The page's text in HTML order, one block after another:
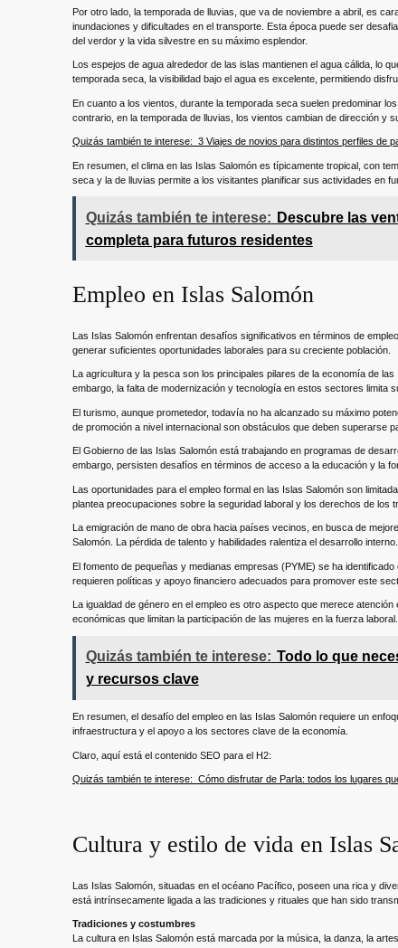
Por otro lado, la temporada de lluvias, que va de noviembre a abril, es
inundaciones y dificultades en el transporte. Esta época puede ser
del verdor y la vida silvestre en su máximo esplendor.
Los espejos de agua alrededor de las islas mantienen el agua cálida, lo
temporada seca, la visibilidad bajo el agua es excelente, permitiendo
En cuanto a los vientos, durante la temporada seca suelen predominar
contrario, en la temporada de lluvias, los vientos cambian de dirección y
Quizás también te interese: 3 Viajes de novios para distintos perfiles de
En resumen, el clima en las Islas Salomón es típicamente tropical, con
seca y la de lluvias permite a los visitantes planificar sus actividades en
Quizás también te interese: Descubre las
completa para futuros residentes
Empleo en Islas Salomón
Las Islas Salomón enfrentan desafíos significativos en términos de
generar suficientes oportunidades laborales para su creciente población.
La agricultura y la pesca son los principales pilares de la economía de
embargo, la falta de modernización y tecnología en estos sectores limita
El turismo, aunque prometedor, todavía no ha alcanzado su máximo
de promoción a nivel internacional son obstáculos que deben superarse
El Gobierno de las Islas Salomón está trabajando en programas de
embargo, persisten desafíos en términos de acceso a la educación y la
Las oportunidades para el empleo formal en las Islas Salomón son
plantea preocupaciones sobre la seguridad laboral y los derechos de los
La emigración de mano de obra hacia países vecinos, en busca de
Salomón. La pérdida de talento y habilidades ralentiza el desarrollo interno.
El fomento de pequeñas y medianas empresas (PYME) se ha
requieren políticas y apoyo financiero adecuados para promover este
La igualdad de género en el empleo es otro aspecto que merece
económicas que limitan la participación de las mujeres en la fuerza laboral.
Quizás también te interese: Todo lo que
y recursos clave
En resumen, el desafío del empleo en las Islas Salomón requiere un
infraestructura y el apoyo a los sectores clave de la economía.
Claro, aquí está el contenido SEO para el H2:
Quizás también te interese: Cómo disfrutar de Parla: todos los lugares
Cultura y estilo de vida en Islas
Las Islas Salomón, situadas en el océano Pacífico, poseen una rica y
está intrínsecamente ligada a las tradiciones y rituales que han sido
Tradiciones y costumbres
La cultura en Islas Salomón está marcada por la música, la danza, la